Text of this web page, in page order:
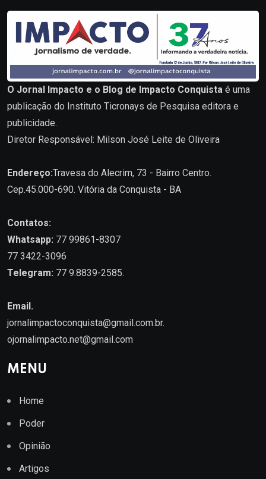
O Jornal Impacto e o Blog de Impacto Conquista é uma
publicação do Instituto Ticronays de Pesquisa editora e
publicidade.
Diretor Responsável: Milson José Leite de Oliveira
Endereço:Travesa do Alecrim, 73 - Bairro Centro.
Cep.45.000-690. Vitória da Conquista - BA
Contatos:
Whatsapp: 77 99861-8307
77 3422-3096
Telegram: 77 9.8839-2585.
Email.
jornalimpactoconquista@gmail.com.br.
ojornalimpacto.net@gmail.com
MENU
Home
Poder
Opinião
Artigos